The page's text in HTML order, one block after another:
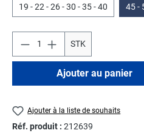
19 - 22 - 26 - 30 - 35 - 40 45 -
STK
Ajouter au panier
Ajouter à la liste de souhaits
Réf. produit : 212639